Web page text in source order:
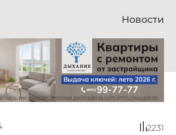
Новости
2231